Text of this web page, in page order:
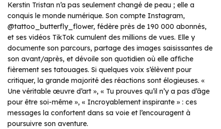
Kerstin Tristan n’a pas seulement changé de peau ; elle a
conquis le monde numérique. Son compte Instagram,
@tattoo_butterfly_flower, fédère près de 190 000 abonnés,
et ses vidéos TikTok cumulent des millions de vues. Elle y
documente son parcours, partage des images saisissantes de
son avant/après, et dévoile son quotidien où elle affiche
fièrement ses tatouages. Si quelques voix s’élèvent pour
critiquer, la grande majorité des réactions sont élogieuses. «
Une véritable œuvre d’art », « Tu prouves qu’il n’y a pas d’âge
pour être soi-même », « Incroyablement inspirante » : ces
messages la confortent dans sa voie et l’encouragent à
poursuivre son aventure.